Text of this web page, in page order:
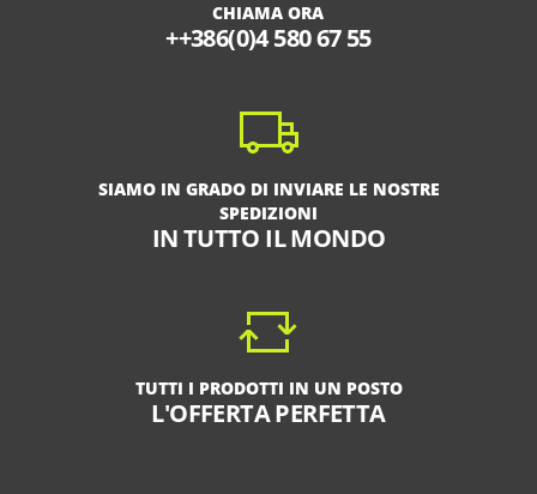
CHIAMA ORA
++386(0)4 580 67 55
SIAMO IN GRADO DI INVIARE LE NOSTRE
SPEDIZIONI
IN TUTTO IL MONDO
TUTTI I PRODOTTI IN UN POSTO
L'OFFERTA PERFETTA